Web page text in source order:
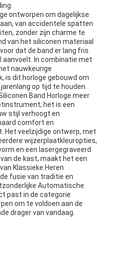
op
staal
ontworpen om dagelijkse
van accidentele spatten
zonder zijn charme te
van het siliconen materiaal
dat de band er lang fris
In combinatie met
nauwkeurige
is dit horloge gebouwd om
op tijd te houden.
Band Horloge meer
het is een
stijl verhoogt en
comfort en
Het veelzijdige ontwerp, met
wijzerplaatkleuropties,
en een lasergegraveerd
de kast, maakt het een
Klassieke Heren
fusie van traditie en
Automatische
past in de categorie
om te voldoen aan de
drager van vandaag.